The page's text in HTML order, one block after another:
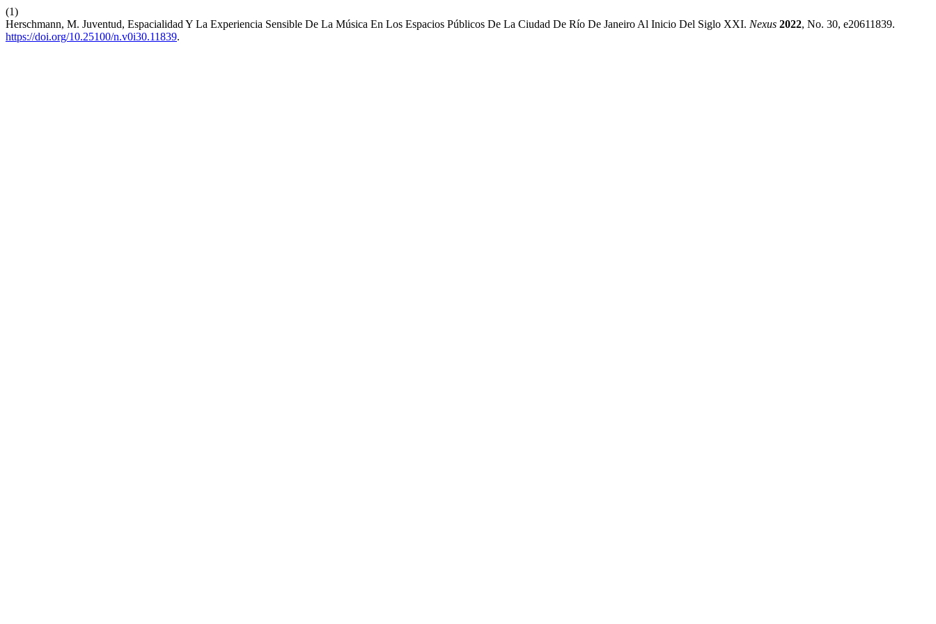
(1)
Herschmann, M. Juventud, Espacialidad Y La Experiencia Sensible De La Música En Los Espacios Públicos De La Ciudad De Río De Janeiro Al Inicio Del Siglo XXI. Nexus 2022, No. 30, e20611839.
https://doi.org/10.25100/n.v0i30.11839.